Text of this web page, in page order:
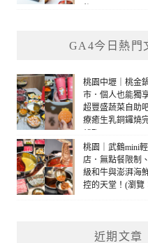
1)
GA4今日熱門
桃園中壢｜桃金
市．個人也能獨
超豐盛蔬菜自助
療癒生乳銅鑼燒
137)
桃園｜武鶴mini
店．無點餐限制
級和牛與澎湃海
控的天堂！(瀏覽
近期文章